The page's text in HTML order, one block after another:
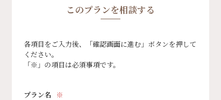
このプランを相談する
各項目をご入力後、「確認画面に進む」ボタンを押して
ください。
「※ 」の項目は必須事項です。
プラン名